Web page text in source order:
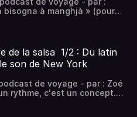
bisogna à manghjà » (pour
Corses ! Nos deux invités
de Beauté au quotidien :
de clémentines et
de la salsa 1/2 : Du latin
son de New York
rythme, c'est un concept.
le Bronx dans les années
la ! - équipe :